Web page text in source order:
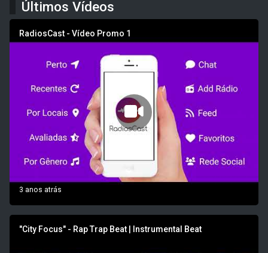
Últimos Vídeos
RadiosCast - Vídeo Promo 1
3 anos atrás
"City Focus" - Rap Trap Beat | Instrumental Beat